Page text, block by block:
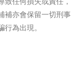
補亦會保留一切刑事
為出現。